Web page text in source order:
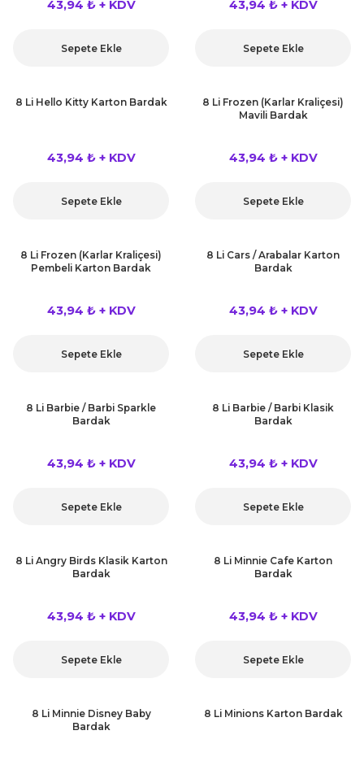
43,94 ₺ + KDV
Sepete Ekle
43,94 ₺ + KDV
Sepete Ekle
8 Li Hello Kitty Karton Bardak
43,94 ₺ + KDV
Sepete Ekle
8 Li Frozen (Karlar Kraliçesi)
Mavili Bardak
43,94 ₺ + KDV
Sepete Ekle
8 Li Frozen (Karlar Kraliçesi)
Pembeli Karton Bardak
43,94 ₺ + KDV
Sepete Ekle
8 Li Cars / Arabalar Karton
Bardak
43,94 ₺ + KDV
Sepete Ekle
8 Li Barbie / Barbi Sparkle
Bardak
43,94 ₺ + KDV
Sepete Ekle
8 Li Barbie / Barbi Klasik
Bardak
43,94 ₺ + KDV
Sepete Ekle
8 Li Angry Birds Klasik Karton
Bardak
43,94 ₺ + KDV
Sepete Ekle
8 Li Minnie Cafe Karton
Bardak
43,94 ₺ + KDV
Sepete Ekle
8 Li Minnie Disney Baby
Bardak
8 Li Minions Karton Bardak